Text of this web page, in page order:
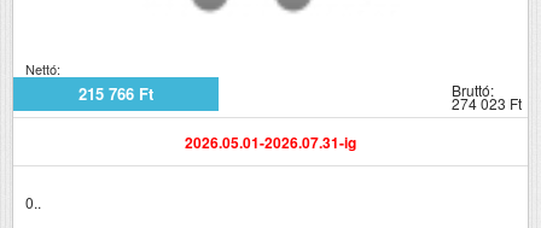
Nettó:
215 766 Ft Bruttó:
274 023 Ft
2026.05.01-2026.07.31-ig
0..